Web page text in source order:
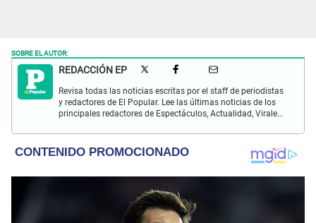
SOBRE EL AUTOR:
REDACCIÓN EP
Revisa todas las noticias escritas por el staff de periodistas
y redactores de El Popular. Lee las últimas noticias de los
principales redactores de Espectáculos, Actualidad, Virales,